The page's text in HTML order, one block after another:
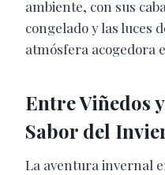
ambiente, con sus
congelado y las luces
atmósfera acogedora
Entre Viñedos
Sabor del
La aventura invernal